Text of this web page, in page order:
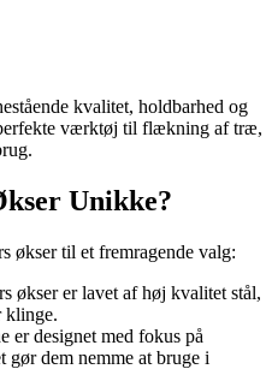
kvalitet, holdbarhed og
værktøj til flækning af træ,
Unikke?
økser til et fremragende valg:
økser er lavet af høj kvalitet stål,
klinge.
er designet med fokus på
dem nemme at bruge i